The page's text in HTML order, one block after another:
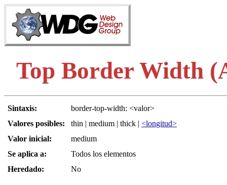
Top Border Width
Sintaxis:
border-top-width: <valor>
Valores posibles:
thin | medium | thick | <longitud>
Valor inicial:
medium
Se aplica a:
Todos los elementos
Heredado:
No